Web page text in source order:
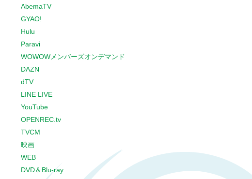
AbemaTV
GYAO!
Hulu
Paravi
WOWOWメンバーズオンデマンド
DAZN
dTV
LINE LIVE
YouTube
OPENREC.tv
TVCM
映画
WEB
DVD＆Blu-ray